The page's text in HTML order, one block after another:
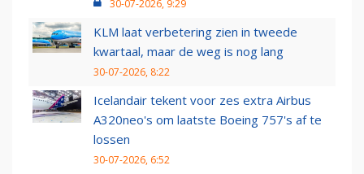
30-07-2026, 9:29
KLM laat verbetering zien in tweede
kwartaal, maar de weg is nog lang
30-07-2026, 8:22
Icelandair tekent voor zes extra Airbus
A320neo's om laatste Boeing 757's af te
lossen
30-07-2026, 6:52